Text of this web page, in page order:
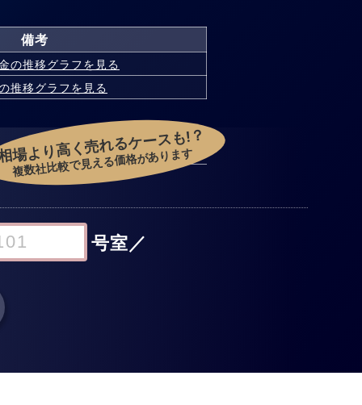
備考
の推移グラフを見る
推移グラフを見る
号室 ／
場より高く売れるケースも!？
複数社比較で見える価格があります